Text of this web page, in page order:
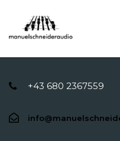
+43 680 2367559